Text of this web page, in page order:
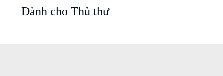
Dành cho Thủ thư